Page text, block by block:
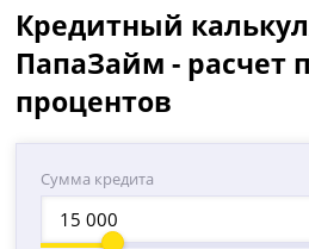
Кредитный
ПапаЗайм - расчет
процентов
Сумма кредита